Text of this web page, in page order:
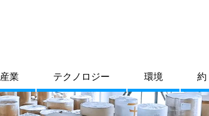
産業 テクノロジー 環境 約